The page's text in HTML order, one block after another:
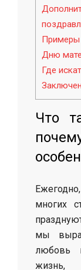
Дню
Где
Что
многих
мы
любовь
жизнь,